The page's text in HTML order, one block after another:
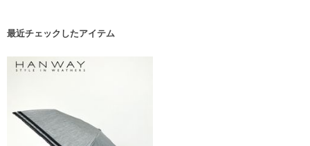
最近チェックしたアイテム